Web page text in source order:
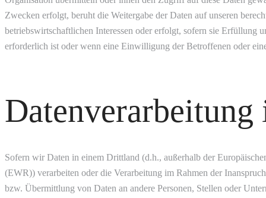
Zwecken erfolgt, beruht die Weitergabe der Daten auf unseren
betriebswirtschaftlichen Interessen oder erfolgt, sofern sie Erfüllung
erforderlich ist oder wenn eine Einwilligung der Betroffenen oder
Sofern wir Daten in einem Drittland (d.h., außerhalb der
(EWR)) verarbeiten oder die Verarbeitung im Rahmen der
bzw. Übermittlung von Daten an andere Personen, Stellen oder